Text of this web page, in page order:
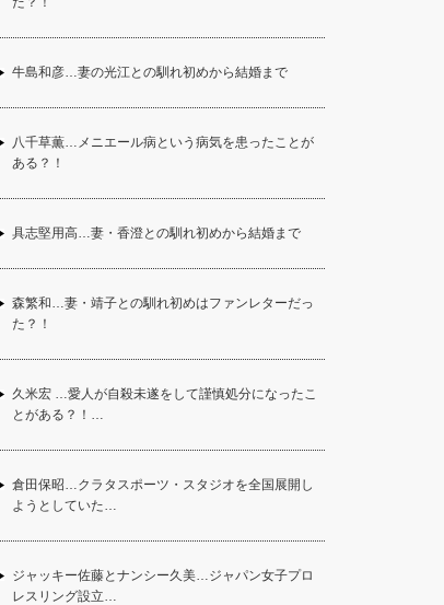
牛島和彦…妻の光江との馴れ初めから結婚まで
八千草薫…メニエール病という病気を患ったことが
ある？！
具志堅用高…妻・香澄との馴れ初めから結婚まで
森繁和…妻・靖子との馴れ初めはファンレターだっ
た？！
久米宏 …愛人が自殺未遂をして謹慎処分になったこ
とがある？！…
倉田保昭…クラタスポーツ・スタジオを全国展開し
ようとしていた…
ジャッキー佐藤とナンシー久美…ジャパン女子プロ
レスリング設立…